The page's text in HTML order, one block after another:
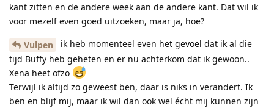
kant zitten en de andere week aan de andere kant. Dat wil ik
voor mezelf even goed uitzoeken, maar ja, hoe?
Vulpen
ik heb momenteel even het gevoel dat ik al die
tijd Buffy heb geheten en er nu achterkom dat ik gewoon..
Xena heet ofzo
Terwijl ik altijd zo geweest ben, daar is niks in verandert. Ik
ben en blijf mij, maar ik wil dan ook wel écht mij kunnen zijn